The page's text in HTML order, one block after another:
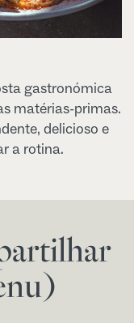
gastronómica
matérias-primas.
delicioso e
a rotina.